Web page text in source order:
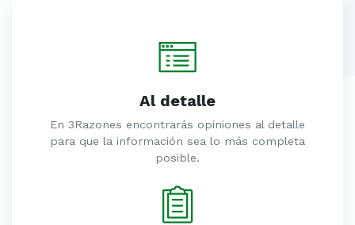
Al detalle
En 3Razones encontrarás opiniones al detalle
para que la información sea lo más completa
posible.